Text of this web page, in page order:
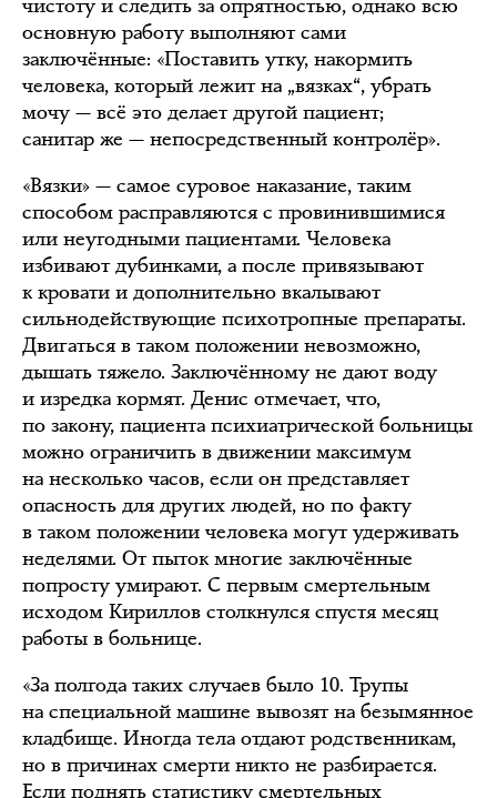
чистоту и следить за опрятностью, однако всю
основную работу выполняют сами
заключённые: «Поставить утку, накормить
человека, который лежит на „вязках“, убрать
мочу — всё это делает другой пациент;
санитар же — непосредственный контролёр».
«Вязки» — самое суровое наказание, таким
способом расправляются с провинившимися
или неугодными пациентами. Человека
избивают дубинками, а после привязывают
к кровати и дополнительно вкалывают
сильнодействующие психотропные препараты.
Двигаться в таком положении невозможно,
дышать тяжело. Заключённому не дают воду
и изредка кормят. Денис отмечает, что,
по закону, пациента психиатрической больницы
можно ограничить в движении максимум
на несколько часов, если он представляет
опасность для других людей, но по факту
в таком положении человека могут удерживать
неделями. От пыток многие заключённые
попросту умирают. С первым смертельным
исходом Кириллов столкнулся спустя месяц
работы в больнице.
«За полгода таких случаев было 10. Трупы
на специальной машине вывозят на безымянное
кладбище. Иногда тела отдают родственникам,
но в причинах смерти никто не разбирается.
Если поднять статистику смертельных